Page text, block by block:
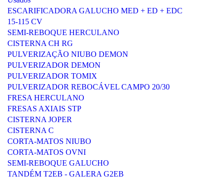
ESCARIFICADORA GALUCHO MED + ED + EDC
15-115 CV
SEMI-REBOQUE HERCULANO
CISTERNA CH RG
PULVERIZAÇÃO NIUBO DEMON
PULVERIZADOR DEMON
PULVERIZADOR TOMIX
PULVERIZADOR REBOCÁVEL CAMPO 20/30
FRESA HERCULANO
FRESAS AXIAIS STP
CISTERNA JOPER
CISTERNA C
CORTA-MATOS NIUBO
CORTA-MATOS OVNI
SEMI-REBOQUE GALUCHO
TANDÉM T2EB - GALERA G2EB